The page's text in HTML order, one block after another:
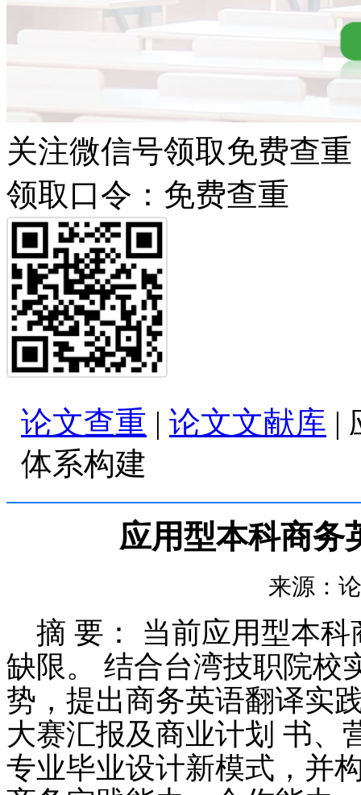
关注微信号领取免费查重
领取口令：免费查重
论文查重 | 论文文献库 |
体系构建
应用型本科商务
来源：
摘 要： 当前应用型本
缺限。 结合台湾技职院校
势，提出商务英语翻译实
大赛汇报及商业计划 书、
专业毕业设计新模式，并